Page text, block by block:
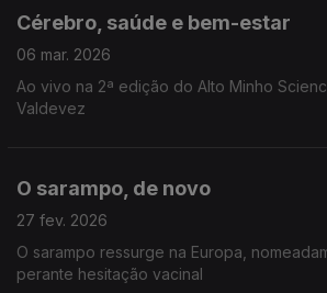
Cérebro, saúde e bem-estar
06 mar. 2026
Ao vivo na 2ª edição do Alto Minho
Valdevez
O sarampo, de novo
27 fev. 2026
O sarampo ressurge na Europa,
perante hesitação vacinal